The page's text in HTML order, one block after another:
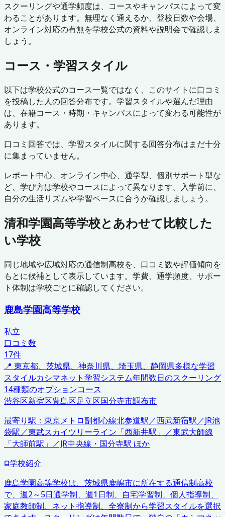
スクーリングや通学頻度は、コースやキャンパスによって変
わることがあります。無理なく通えるか、登校日数や会場、
オンライン対応の有無を学校公式の資料や説明会で確認しま
しょう。
コース・学習スタイル
以下は学校公式のコース一覧ではなく、このサイトに口コミ
を投稿した人の回答分布です。学習スタイルや選んだ理由
は、在籍コース・時期・キャンパスによって変わる可能性が
あります。
口コミ回答では、学習スタイルに関する回答分布はまだ十分
に集まっていません。
レポート中心、オンライン中心、通学型、個別サポート型な
ど、学び方は学校やコースによって異なります。入学前に、
自分の生活リズムや学習ペースに合うか確認しましょう。
清和学園高等学校とあわせて比較した
い学校
同じ地域や広域対応の通信制高校を、口コミ数や評価傾向を
もとに候補として表示しています。学費、通学頻度、サポー
ト体制は学校ごとに確認してください。
鹿島学園高等学校
私立
口コミ数
17件
📍 東京都、茨城県、神奈川県、埼玉県、静岡県多様な学習
スタイルカシマネット学習システム年間数日のスクーリング
14種類のオプションコース
渋谷区新宿区豊島区足立区国分寺市調布市
最寄り駅： 東京メトロ副都心線北参道駅／西武新宿駅／JR池
袋駅／東武スカイツリーライン「西新井駅」／東武大師線
「大師前駅」／JR中央線・国分寺駅 ほか
学校紹介
鹿島学園高等学校は、茨城県鹿嶋市に所在する通信制高校
で、週2～5日通学制、週1日制、自宅学習制、個人指導制、
家庭教師制、ネット指導制、全寮制から学習スタイルを選択